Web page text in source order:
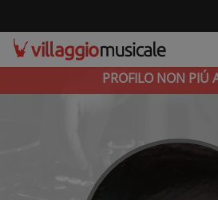
PROFILO NON PIÚ